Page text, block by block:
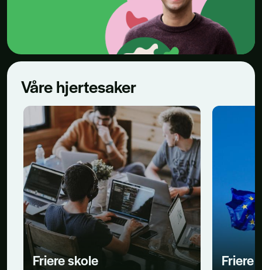
Våre hjertesaker
Friere skole Friere